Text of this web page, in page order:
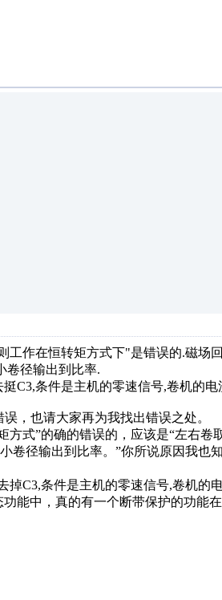
工作在恒转矩方式下"是错误的.磁场
卷径输出到比率.
C3,条件是主机的零速信号,卷机的
，也请大家再为我找出错误之处。
方式”的确的错误的，应该是“左右卷
卷径输出到比率。”你所说原因我
掉C3,条件是主机的零速信号,卷机的
能中，真的有一个断带保护的功能